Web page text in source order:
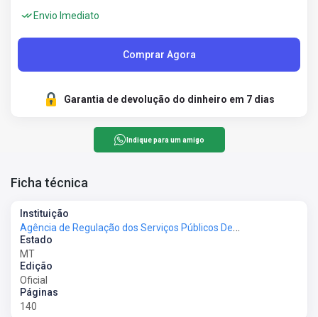
Envio Imediato
Comprar Agora
Garantia de devolução do dinheiro em 7 dias
Indique para um amigo
Ficha técnica
Instituição
Agência de Regulação dos Serviços Públicos Delegados do Estado de Mato Grosso - AGER-MT
Estado
MT
Edição
Oficial
Páginas
140